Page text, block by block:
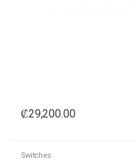
₡29,200.00
Switches